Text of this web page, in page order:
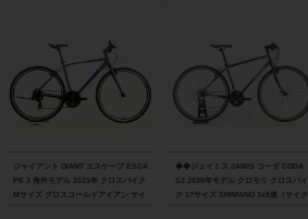
ジャイアント GIANT エスケープ ESCA
PE 3 海外モデル 2021年 クロスバイク
Mサイズ グロスコールドアイアン サイ
◆◆ジェイミス JAMIS コーダ CODA
S2 2020年モデル クロモリ クロスバイ
ク 17サイズ SHIMANO 3x8速（サイク